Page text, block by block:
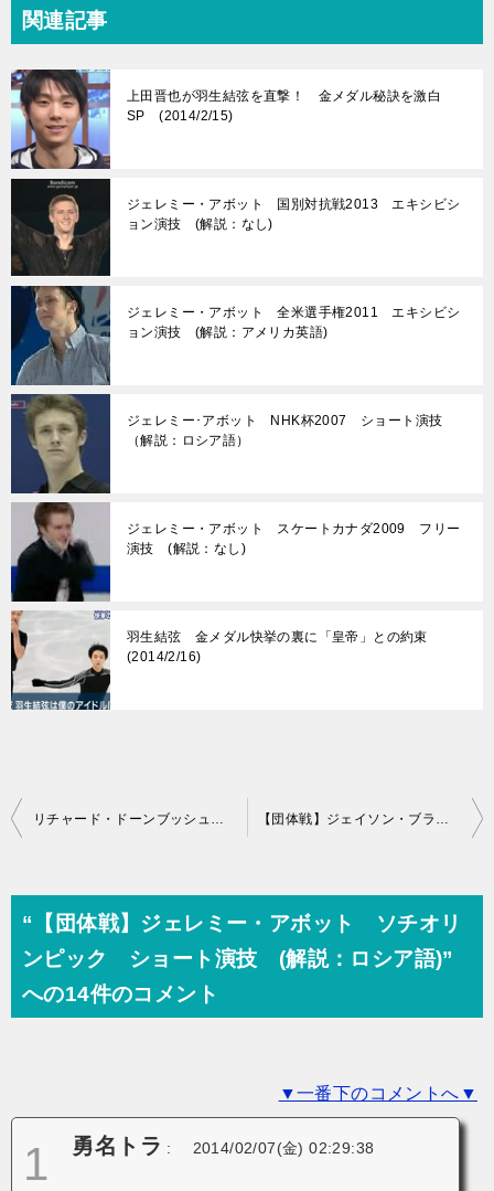
関連記事
上田晋也が羽生結弦を直撃！ 金メダル秘訣を激白
SP (2014/2/15)
ジェレミー・アボット 国別対抗戦2013 エキシビシ
ョン演技 (解説：なし)
ジェレミー・アボット 全米選手権2011 エキシビシ
ョン演技 (解説：アメリカ英語)
ジェレミー･アボット NHK杯2007 ショート演技
（解説：ロシア語）
ジェレミー・アボット スケートカナダ2009 フリー
演技 (解説：なし)
羽生結弦 金メダル快挙の裏に「皇帝」との約束
(2014/2/16)
投
ビ
ゲ
ー
“【団体戦】ジェレミー・アボット ソチオリ
ンピック ショート演技 (解説：ロシア語)”
への14件のコメント
▼一番下のコメントへ▼
1 勇名トラ : 2014/02/07(金) 02:29:38